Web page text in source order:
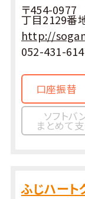
〒454-0977
丁目2129番
http://
052-431-
口座振替
ソフトバ
まとめて
ふじハート